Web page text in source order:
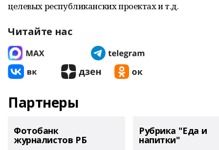
целевых республиканских проектах и т.д.
Читайте нас
Партнеры
Фотобанк
журналистов РБ
Рубрика "Еда и
напитки"